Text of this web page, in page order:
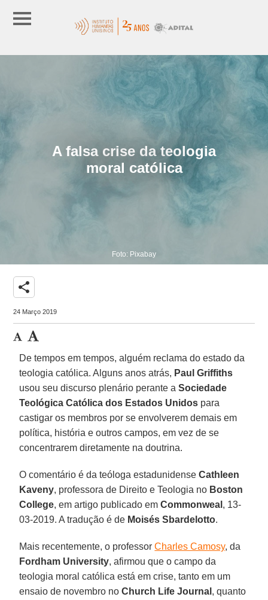
A falsa crise da teologia
moral católica
Foto: Pixabay
share
24 Março 2019
De tempos em tempos, alguém reclama do estado da
teologia católica. Alguns anos atrás, Paul Griffiths
usou seu discurso plenário perante aSociedade
Teológica Católica dos Estados Unidos para
castigar os membros por se envolverem demais em
política, história e outros campos, em vez de se
concentrarem diretamente na doutrina.
O comentário é da teóloga estadunidenseCathleen
Kaveny, professora de Direito e Teologia no Boston
College, em artigo publicado emCommonweal , 13-
03-2019. A tradução é de Moisés Sbardelotto.
Mais recentemente, o professorCharles Camosy, da
Fordham University, afirmou que o campo da
teologia moral católica está em crise, tanto em um
ensaio de novembro noChurch Life Journal , quanto